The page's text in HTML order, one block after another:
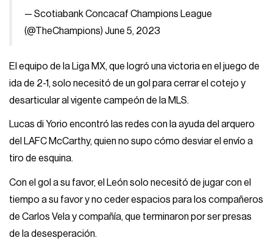
— Scotiabank Concacaf Champions League
(@TheChampions)June 5, 2023
El equipo de la Liga MX, que logró una victoria en el juego de
ida de 2-1, solo necesitó de un gol para cerrar el cotejo y
desarticular al vigente campeón de la MLS.
Lucas di Yorio encontró las redes con la ayuda del arquero
del LAFC McCarthy, quien no supo cómo desviar el envío a
tiro de esquina.
Con el gol a su favor, el León solo necesitó de jugar con el
tiempo a su favor y no ceder espacios para los compañeros
de Carlos Vela y compañía, que terminaron por ser presas
de la desesperación.